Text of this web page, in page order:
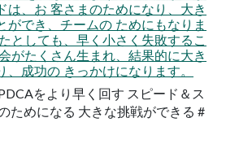
は、お 客さまのためになり、大き
ができ、チームの ためにもなりま
としても、早く小さく失敗するこ
がたくさん生まれ、結果的に大き
、成功の きっかけになります。
をより早く回す スピード＆ス
ためになる 大きな挑戦ができる #